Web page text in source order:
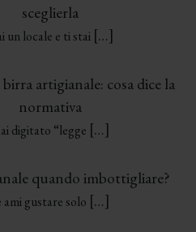
sceglierla
un locale e ti stai […]
artigianale: cosa dice la
normativa
digitato “legge […]
quando imbottigliare?
ami gustare solo […]